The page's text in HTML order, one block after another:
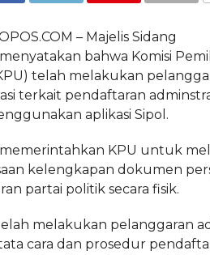
– Majelis Sidang
bahwa Komisi
telah melakukan
terkait pendaftaran
aplikasi Sipol.
memerintahkan KPU untuk
kelengkapan dokumen
partai politik secara fisik.
melakukan pelanggaran
cara dan prosedur